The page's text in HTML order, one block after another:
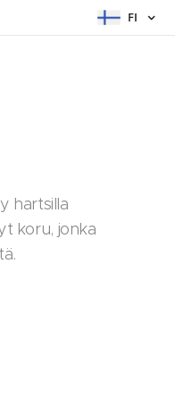
FI
hartsilla
koru, jonka